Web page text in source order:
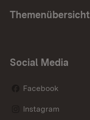
Themenübersicht
Social Media
Facebook
Instagram